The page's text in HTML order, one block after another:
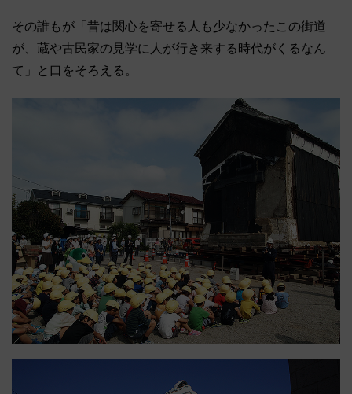
その誰もが「昔は関心を寄せる人も少なかったこの街道
が、蔵や古民家の見学に人が行き来する時代がくるなん
て」と口をそろえる。